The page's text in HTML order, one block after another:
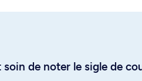
de noter le sigle de